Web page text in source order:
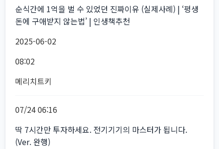
순식간에 1억을 벌 수 있었던 진짜이유 (실제사례) | ‘평생
돈에 구애받지 않는법’ | 인생책추천
2025-06-02
08:02
메리치트키
07/24 06:16
딱 7시간만 투자하세요. 전기기기의 마스터가 됩니다.
(Ver. 완행)